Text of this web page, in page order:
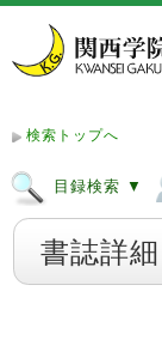
検索トップへ
目録検索 ▼
書誌詳細